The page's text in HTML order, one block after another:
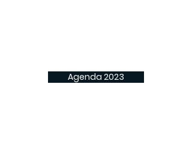
Agenda 2023